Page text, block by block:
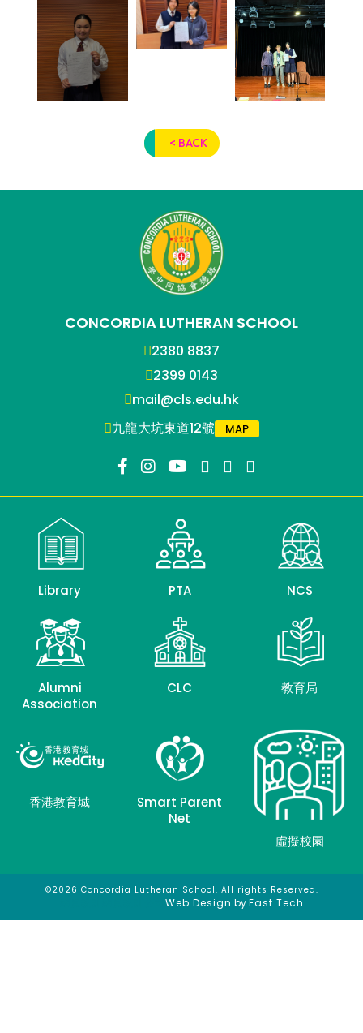
< BACK
CONCORDIA LUTHERAN SCHOOL
2380 8837
2399 0143
mail@cls.edu.hk
九龍大坑東道12號
MAP
Library PTA NCS
Alumni
Association
CLC 教育局
香港教育城
Smart Parent
Net
虛擬校園
©2026 Concordia Lutheran School. All rights Reserved.
Web Design byEast Tech